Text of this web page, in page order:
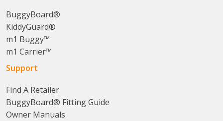
BuggyBoard®
KiddyGuard®
m1 Buggy™
m1 Carrier™
Support
Find A Retailer
BuggyBoard® Fitting Guide
Owner Manuals